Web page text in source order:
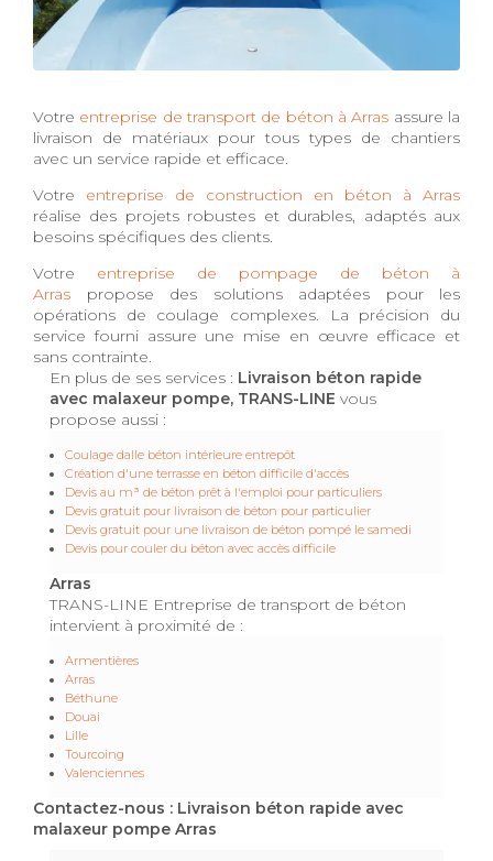
Votre entreprise de transport de béton à Arras assure la
livraison de matériaux pour tous types de chantiers
avec un service rapide et efficace.
Votre entreprise de construction en béton à Arras
réalise des projets robustes et durables, adaptés aux
besoins spécifiques des clients.
Votre entreprise de pompage de béton à
Arras propose des solutions adaptées pour les
opérations de coulage complexes. La précision du
service fourni assure une mise en œuvre efficace et
sans contrainte.
En plus de ses services : Livraison béton rapide
avec malaxeur pompe, TRANS-LINE vous
propose aussi :
Coulage dalle béton intérieure entrepôt
Création d'une terrasse en béton difficile d'accès
Devis au m³ de béton prêt à l'emploi pour particuliers
Devis gratuit pour livraison de béton pour particulier
Devis gratuit pour une livraison de béton pompé le samedi
Devis pour couler du béton avec accès difficile
Arras
TRANS-LINE Entreprise de transport de béton
intervient à proximité de :
Armentières
Arras
Béthune
Douai
Lille
Tourcoing
Valenciennes
Contactez-nous : Livraison béton rapide avec
malaxeur pompe Arras